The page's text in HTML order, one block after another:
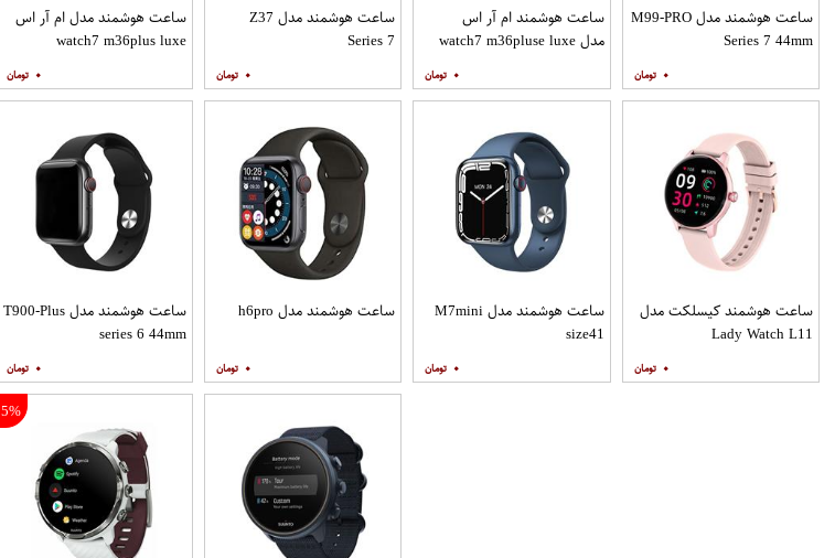
ساعت هوشمند مدل M99-PRO
Series 7 44mm
۰
ساعت هوشمند ام آر اس
مدل watch7 m36pluse luxe
۰
ساعت هوشمند مدل Z37
Series 7
۰
ساعت هوشمند مدل ام آر اس
watch7 m36plus luxe
۰
ساعت هوشمند کیسلکت مدل
Lady Watch L11
۰
ساعت هوشمند مدل M7mini
size41
۰
ساعت هوشمند مدل h6pro
۰
ساعت هوشمند مدل T900-Plus
series 6 44mm
۰
5%